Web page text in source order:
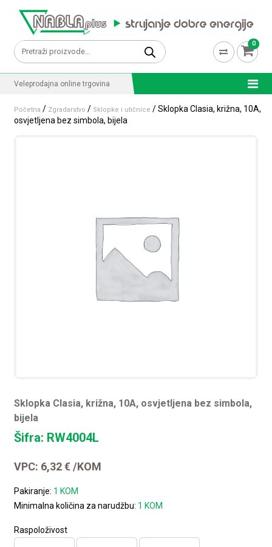
Pretraži: 0
Veleprodajna online trgovina
Početna / Zgradarstvo / Sklopke i utičnice / Sklopka Clasia, križna, 10A,
osvjetljena bez simbola, bijela
Sklopka Clasia, križna, 10A, osvjetljena bez simbola,
bijela
Šifra: RW4004L
VPC: 6,32€ /KOM
Pakiranje: 1 KOM
Minimalna količina za narudžbu: 1 KOM
Raspoloživost